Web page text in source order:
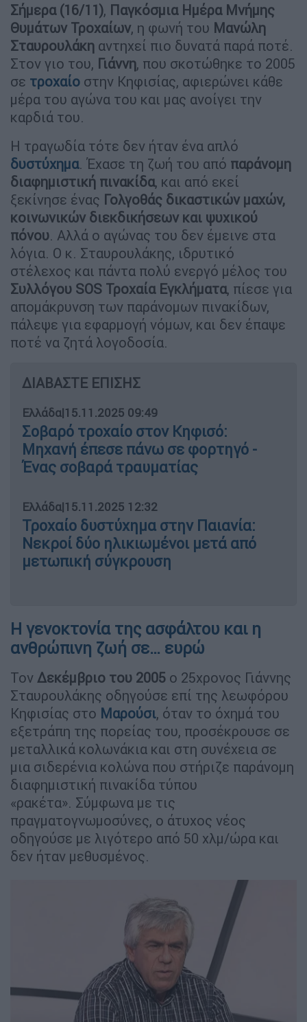
Σήμερα (16/11), Παγκόσμια Ημέρα Μνήμης
Θυμάτων Τροχαίων, η φωνή του Μανώλη
Σταυρουλάκη αντηχεί πιο δυνατά παρά ποτέ.
Στον γιο του, Γιάννη, που σκοτώθηκε το 2005
σε τροχαίο στην Κηφισίας, αφιερώνει κάθε
μέρα του αγώνα του και μας ανοίγει την
καρδιά του.
Η τραγωδία τότε δεν ήταν ένα απλό
δυστύχημα. Έχασε τη ζωή του από παράνομη
διαφημιστική πινακίδα, και από εκεί
ξεκίνησε ένας Γολγοθάς δικαστικών μαχών,
κοινωνικών διεκδικήσεων και ψυχικού
πόνου. Αλλά ο αγώνας του δεν έμεινε στα
λόγια. Ο κ. Σταυρουλάκης, ιδρυτικό
στέλεχος και πάντα πολύ ενεργό μέλος του
Συλλόγου SOS Τροχαία Εγκλήματα, πίεσε για
απομάκρυνση των παράνομων πινακίδων,
πάλεψε για εφαρμογή νόμων, και δεν έπαψε
ποτέ να ζητά λογοδοσία.
ΔΙΑΒΑΣΤΕ ΕΠΙΣΗΣ
Ελλάδα|15.11.2025 09:49
Σοβαρό τροχαίο στον Κηφισό:
Μηχανή έπεσε πάνω σε φορτηγό -
Ένας σοβαρά τραυματίας
Ελλάδα|15.11.2025 12:32
Τροχαίο δυστύχημα στην Παιανία:
Νεκροί δύο ηλικιωμένοι μετά από
μετωπική σύγκρουση
Η γενοκτονία της ασφάλτου και η
ανθρώπινη ζωή σε… ευρώ
Τον Δεκέμβριο του 2005 ο 25χρονος Γιάννης
Σταυρουλάκης οδηγούσε επί της λεωφόρου
Κηφισίας στο Μαρούσι, όταν το όχημά του
εξετράπη της πορείας του, προσέκρουσε σε
μεταλλικά κολωνάκια και στη συνέχεια σε
μια σιδερένια κολώνα που στήριζε παράνομη
διαφημιστική πινακίδα τύπου
«ρακέτα». Σύμφωνα με τις
πραγματογνωμοσύνες, ο άτυχος νέος
οδηγούσε με λιγότερο από 50 χλμ/ώρα και
δεν ήταν μεθυσμένος.